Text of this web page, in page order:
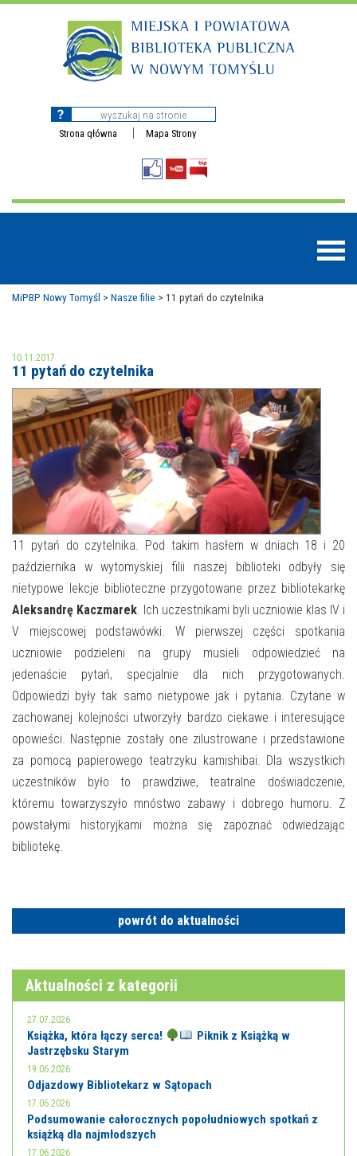
Strona główna Mapa Strony
MOJE KONTO
AKTUALNOŚCI
NAJBLIŻSZE WYDARZENIA
WYDARZENIA BIEŻĄCE
WYDARZYŁO SIĘ
NASZA OFERTA
STREFA WIEDZY O REGIONIE
STREFA KOLORU
FORMY STAŁE
NASZE FILIE
POLECANE STRONY
WYDARZENIA KULTURALNE
FOTO
E-INFORMATOR
MiPBP Nowy Tomyśl > Nasze filie > 11 pytań do czytelnika
10.11.2017
11 pytań do czytelnika
11 pytań do czytelnika. Pod takim hasłem w dniach 18 i 20
października w wytomyskiej filii naszej biblioteki odbyły się
nietypowe lekcje biblioteczne przygotowane przez bibliotekarkę
Aleksandrę Kaczmarek. Ich uczestnikami byli uczniowie klas IV i
V miejscowej podstawówki. W pierwszej części spotkania
uczniowie podzieleni na grupy musieli odpowiedzieć na
jedenaście pytań, specjalnie dla nich przygotowanych.
Odpowiedzi były tak samo nietypowe jak i pytania. Czytane w
zachowanej kolejności utworzyły bardzo ciekawe i interesujące
opowieści. Następnie zostały one zilustrowane i przedstawione
za pomocą papierowego teatrzyku kamishibai. Dla wszystkich
uczestników było to prawdziwe, teatralne doświadczenie,
któremu towarzyszyło mnóstwo zabawy i dobrego humoru. Z
powstałymi historyjkami można się zapoznać odwiedzając
bibliotekę.
powrót do aktualności
Aktualności z kategorii
27.07.2026
Książka, która łączy serca!
Piknik z Książką w
Jastrzębsku Starym
19.06.2026
Odjazdowy Bibliotekarz w Sątopach
17.06.2026
Podsumowanie całorocznych popołudniowych spotkań z
książką dla najmłodszych
17.06.2026